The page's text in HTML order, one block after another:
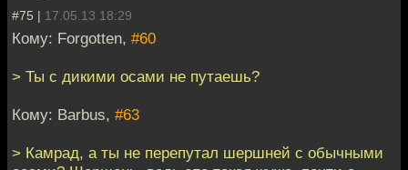
#75 | 17.05.13 18:29
Кому: Forgotten, #60
> Ты с дикими осами не путаешь?
Кому: Barbus, #63
> Камрад, а ты не перепутал шершней с обычными